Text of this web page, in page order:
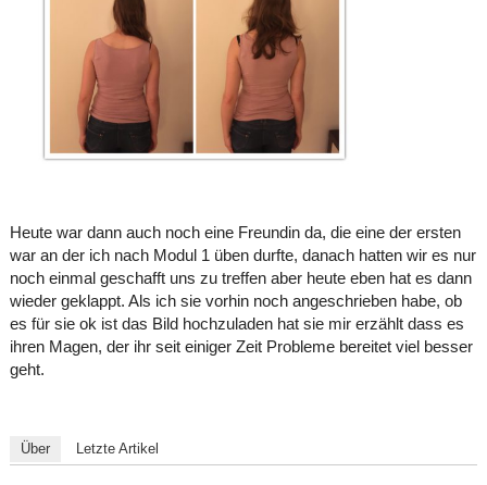
Heute war dann auch noch eine Freundin da, die eine der ersten
war an der ich nach Modul 1 üben durfte, danach hatten wir es nur
noch einmal geschafft uns zu treffen aber heute eben hat es dann
wieder geklappt. Als ich sie vorhin noch angeschrieben habe, ob
es für sie ok ist das Bild hochzuladen hat sie mir erzählt dass es
ihren Magen, der ihr seit einiger Zeit Probleme bereitet viel besser
geht.
Über Letzte Artikel